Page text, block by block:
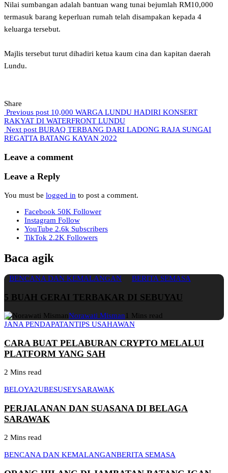
Nilai sumbangan adalah bantuan wang tunai bejumlah RM10,000
termasuk barang keperluan rumah telah disampakan kepada 4
keluarga tersebut.
Majlis tersebut turut dihadiri ketua kaum cina dan kapitan daerah
Lundu.
Share
Previous post 10,000 WARGA LUNDU HADIRI KONSERT
RAKYAT DI WATERFRONT LUNDU
Next post BURAQ TERBANG DARI LADONG RAJA SUNGAI
REGATTA BATANG KAYAN 2022
Leave a comment
Leave a Reply
You must be logged in to post a comment.
Facebook 50K Follower
Instagram Follow
YouTube 2.6k Subscribers
TikTok 2.2K Followers
Baca agik
BENCANA DAN KEMALANGAN BERITA SEMASA
5 BUAH GERAI TERBAKAR DI SEBUYAU
Norawati Misman 1 Mins read
JANA PENDAPATANTIPS USAHAWAN
CARA BUAT PELABURAN CRYPTO MELALUI
PLATFORM YANG SAH
2 Mins read
BELOYA2UBESUSEYSARAWAK
PERJALANAN DAN SUASANA DI BELAGA
SARAWAK
2 Mins read
BENCANA DAN KEMALANGANBERITA SEMASA